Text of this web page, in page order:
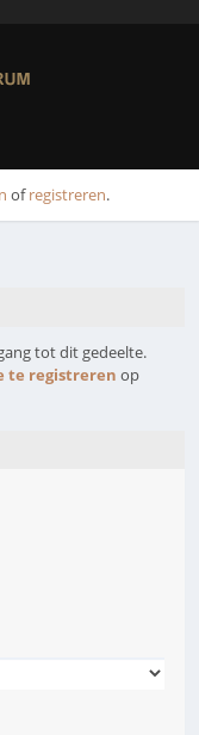
ofregistreren.
tot dit gedeelte.
te registreren op